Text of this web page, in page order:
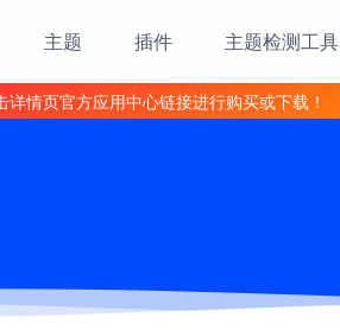
主题 插件 主题检测工具
情页官方应用中心链接进行购买或下载！